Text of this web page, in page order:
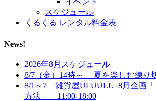
スケジュール
くるくる レンタル料金表
News!
2026年8月スケジュール
8/7（金）14時～ 夏を楽しむ練り
8/1～7 雑貨屋ULUULU_8月企画「
方法」 11:00-18:00